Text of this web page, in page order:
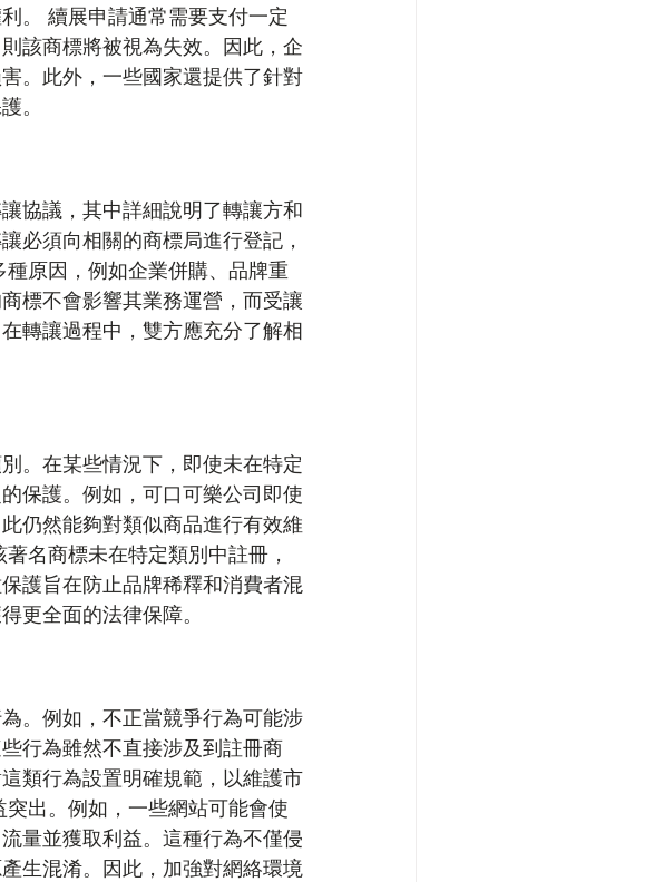
。 續展申請通常需要支付一定
該商標將被視為失效。因此，企
。此外，一些國家還提供了針對
。
協議，其中詳細說明了轉讓方和
必須向相關的商標局進行登記，
原因，例如企業併購、品牌重
標不會影響其業務運營，而受讓
轉讓過程中，雙方應充分了解相
。在某些情況下，即使未在特定
保護。例如，可口可樂公司即使
仍然能夠對類似商品進行有效維
名商標未在特定類別中註冊，
護旨在防止品牌稀釋和消費者混
更全面的法律保障。
。例如，不正當競爭行為可能涉
行為雖然不直接涉及到註冊商
類行為設置明確規範，以維護市
出。例如，一些網站可能會使
量並獲取利益。這種行為不僅侵
生混淆。因此，加強對網絡環境